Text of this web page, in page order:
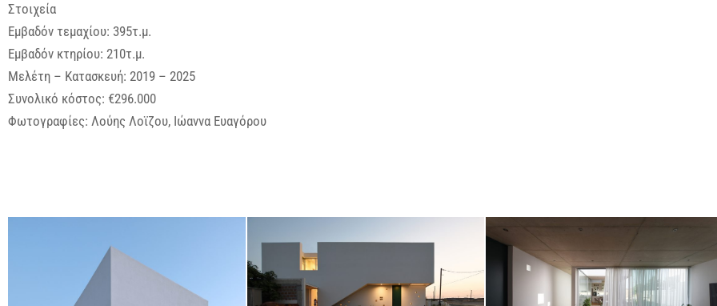
Στοιχεία
Εμβαδόν τεμαχίου: 395τ.μ.
Εμβαδόν κτηρίου: 210τ.μ.
Μελέτη – Κατασκευή: 2019 – 2025
Συνολικό κόστος: €296.000
Φωτογραφίες: Λούης Λοϊζου, Ιώαννα Ευαγόρου